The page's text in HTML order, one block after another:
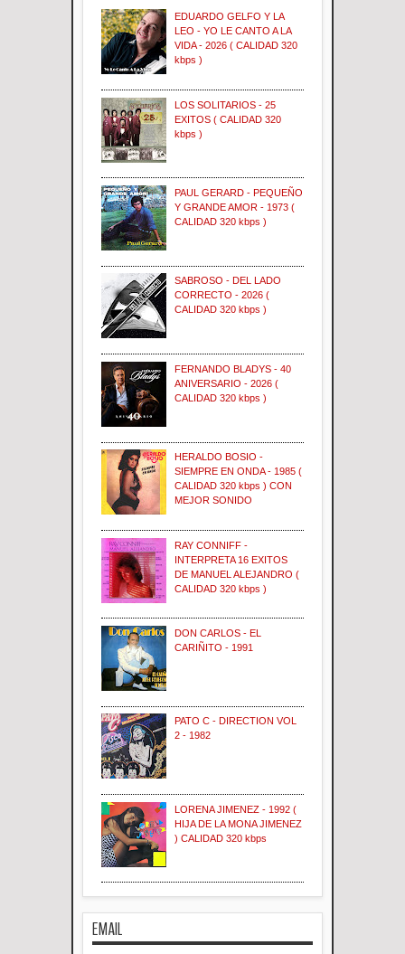
EDUARDO GELFO Y LA
LEO - YO LE CANTO A LA
VIDA - 2026 ( CALIDAD 320
kbps )
LOS SOLITARIOS - 25
EXITOS ( CALIDAD 320
kbps )
PAUL GERARD - PEQUEÑO
Y GRANDE AMOR - 1973 (
CALIDAD 320 kbps )
SABROSO - DEL LADO
CORRECTO - 2026 (
CALIDAD 320 kbps )
FERNANDO BLADYS - 40
ANIVERSARIO - 2026 (
CALIDAD 320 kbps )
HERALDO BOSIO -
SIEMPRE EN ONDA - 1985 (
CALIDAD 320 kbps ) CON
MEJOR SONIDO
RAY CONNIFF -
INTERPRETA 16 EXITOS
DE MANUEL ALEJANDRO (
CALIDAD 320 kbps )
DON CARLOS - EL
CARIÑITO - 1991
PATO C - DIRECTION VOL
2 - 1982
LORENA JIMENEZ - 1992 (
HIJA DE LA MONA JIMENEZ
) CALIDAD 320 kbps
EMAIL